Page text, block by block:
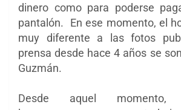
dinero como para poderse
pantalón. En ese momento, el
muy diferente a las fotos
prensa desde hace 4 años se
Guzmán.
Desde aquel